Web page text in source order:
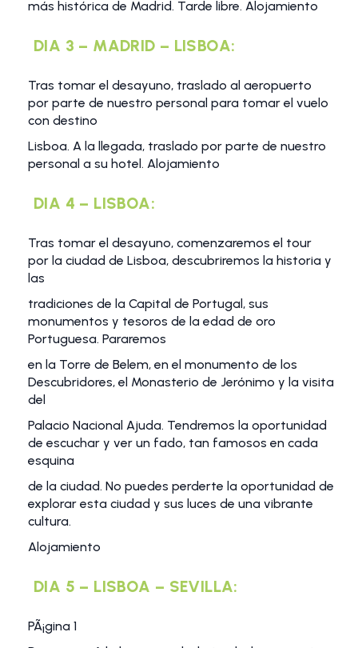
más histórica de Madrid. Tarde libre. Alojamiento
DIA 3 – MADRID – LISBOA:
Tras tomar el desayuno, traslado al aeropuerto
por parte de nuestro personal para tomar el vuelo
con destino
Lisboa. A la llegada, traslado por parte de nuestro
personal a su hotel. Alojamiento
DIA 4 – LISBOA:
Tras tomar el desayuno, comenzaremos el tour
por la ciudad de Lisboa, descubriremos la historia y
las
tradiciones de la Capital de Portugal, sus
monumentos y tesoros de la edad de oro
Portuguesa. Pararemos
en la Torre de Belem, en el monumento de los
Descubridores, el Monasterio de Jerónimo y la visita
del
Palacio Nacional Ajuda. Tendremos la oportunidad
de escuchar y ver un fado, tan famosos en cada
esquina
de la ciudad. No puedes perderte la oportunidad de
explorar esta ciudad y sus luces de una vibrante
cultura.
Alojamiento
DIA 5 – LISBOA – SEVILLA:
PÃ¡gina 1